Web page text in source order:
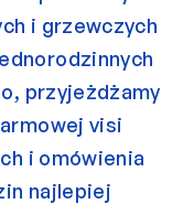
i grzewczych
przyjeżdżamy
visi
i omówienia
najlepiej